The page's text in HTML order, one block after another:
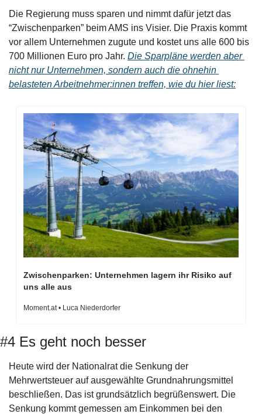
Die Regierung muss sparen und nimmt dafür jetzt das
“Zwischenparken” beim AMS ins Visier. Die Praxis kommt
vor allem Unternehmen zugute und kostet uns alle 600 bis
700 Millionen Euro pro Jahr. Die Sparpläne werden aber
nicht nur Unternehmen, sondern auch die ohnehin
belasteten Arbeitnehmer:innen treffen, wie du hier liest:
Zwischenparken: Unternehmen lagern ihr Risiko auf
uns alle aus
Moment.at • Luca Niederdorfer
#4 Es geht noch besser
Heute wird der Nationalrat die Senkung der
Mehrwertsteuer auf ausgewählte Grundnahrungsmittel
beschließen. Das ist grundsätzlich begrüßenswert. Die
Senkung kommt gemessen am Einkommen bei den